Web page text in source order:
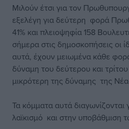
Μιλούν έτσι για τον
εξελέγη για δεύτερη φορά
41% και πλειοψηφία 158
σήμερα στις δημοσκοπήσεις οι
αυτά, έχουν μειωμένα κάθε
δύναμη του δεύτερου και
μικρότερη της δύναμης της
Τα κόμματα αυτά διαγωνίζονται
λαϊκισμό και στην υποβάθμιση